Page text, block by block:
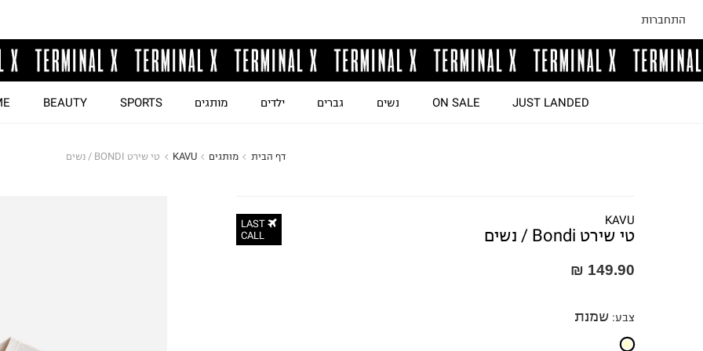
התחברות
JUST LANDED
ON SALE נשים גברים ילדים מותגים SPORTS
BEAUTY
דף הבית מותגים KAVU טי שירט BONDI / נשים
KAVU
טי שירט Bondi / נשים
LAST
CALL
149.90 ₪
צבע: שמנת